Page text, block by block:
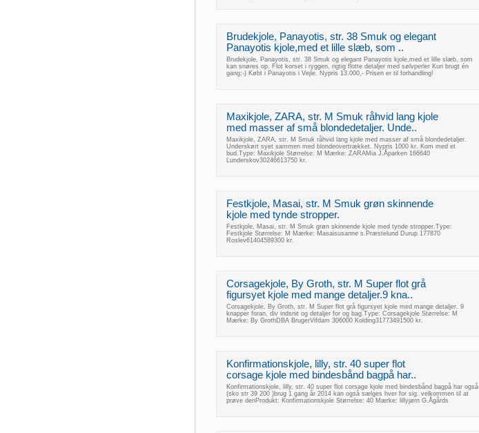
Brudekjole, Panayotis, str. 38 Smuk og elegant
Panayotis kjole,med et lille slæb, som ..
Brudekjole, Panayotis, str. 38 Smuk og elegant Panayotis kjole,med et lille slæb, som
kan snøres op. Flot korset i ryggen, rigtig flotte detaljer med sølvperler Kun brugt én
gang;-) Købt i Panayotis i Vejle. Nypris 13.000,- Prisen er til forhandling!
Maxikjole, ZARA, str. M Smuk råhvid lang kjole
med masser af små blondedetaljer. Unde..
Maxikjole, ZARA, str. M Smuk råhvid lang kjole med masser af små blondedetaljer.
Underskørt syet sammen med blondeovertrækket. Nypris 1000 kr. Kom med et
bud.Type: Maxikjole Størrelse: M Mærke: ZARAMia J.Åparken 166640
Lunderskov30246613750 kr.
Festkjole, Masai, str. M Smuk grøn skinnende
kjole med tynde stropper.
Festkjole, Masai, str. M Smuk grøn skinnende kjole med tynde stropper.Type:
Festkjole Størrelse: M Mærke: Masaisusanne s.Præstelund Durup 177870
Roslev61404589300 kr.
Corsagekjole, By Groth, str. M Super flot grå
figursyet kjole med mange detaljer.9 kna..
Corsagekjole, By Groth, str. M Super flot grå figursyet kjole med mange detaljer. 9
knapper foran, div indsnit og detaljer for og bag.Type: Corsagekjole Størrelse: M
Mærke: By GrothDBA BrugerVifdam 306000 Kolding31773491500 kr.
Konfirmationskjole, lilly, str. 40 super flot
corsage kjole med bindesbånd bagpå har..
Konfirmationskjole, lilly, str. 40 super flot corsage kjole med bindesbånd bagpå har også
(sko str 39 200 )brug 1 gang år 2014 kan også sælges hver for sig. velkommen til at
prøve denProdukt: Konfirmationskjole Størrelse: 40 Mærke: lillyjørn G.Ågårds